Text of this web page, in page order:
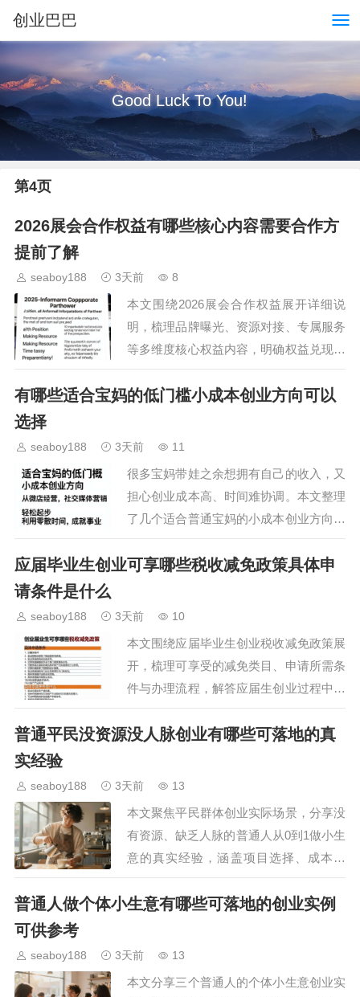
创业巴巴
Good Luck To You!
第4页
2026展会合作权益有哪些核心内容需要合作方
提前了解
seaboy188 3天前 8
本文围绕2026展会合作权益展开详细说
明，梳理品牌曝光、资源对接、专属服务
等多维度核心权益内容，明确权益兑现流
程与注意事项，帮助各类合作方快速了解
合作价值，结合自身需求选择适配的合作
有哪些适合宝妈的低门槛小成本创业方向可以
选择
seaboy188 3天前 11
很多宝妈带娃之余想拥有自己的收入，又
担心创业成本高、时间难协调。本文整理
了几个适合普通宝妈的小成本创业方向，
兼顾带娃需求的同时降低试错风险，帮宝
妈找到兼顾家庭与收入的可行路径，不用
应届毕业生创业可享哪些税收减免政策具体申
请条件是什么
seaboy188 3天前 10
本文围绕应届毕业生创业税收减免政策展
开，梳理可享受的减免类目、申请所需条
件与办理流程，解答应届生创业过程中关
于税费优惠的常见疑问，帮助刚走出校门
的创业者充分利用政策红利降低创业初期
普通平民没资源没人脉创业有哪些可落地的真
实经验
seaboy188 3天前 13
本文聚焦平民群体创业实际场景，分享没
有资源、缺乏人脉的普通人从0到1做小生
意的真实经验，涵盖项目选择、成本控
制、获客方法等实用内容，帮想要创业的
普通人避开常见陷阱，找到适合自己的低
普通人做个体小生意有哪些可落地的创业实例
可供参考
seaboy188 3天前 13
本文分享三个普通人的个体小生意创业实